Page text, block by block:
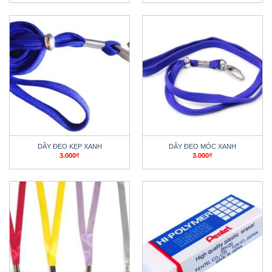
DÂY ĐEO KẸP XANH
3.000₫
DÂY ĐEO MÓC XANH
3.000₫